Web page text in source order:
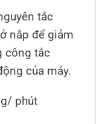
tắc
nắp để giảm
công tắc
của máy.
phút